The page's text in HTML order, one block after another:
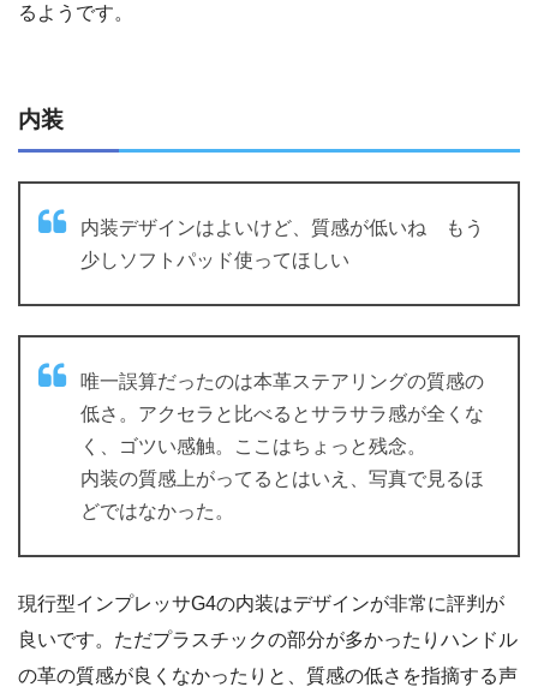
るようです。
内装
内装デザインはよいけど、質感が低いね もう
少しソフトパッド使ってほしい
唯一誤算だったのは本革ステアリングの質感の
低さ。アクセラと比べるとサラサラ感が全くな
く、ゴツい感触。ここはちょっと残念。
内装の質感上がってるとはいえ、写真で見るほ
どではなかった。
現行型インプレッサG4の内装はデザインが非常に評判が
良いです。ただプラスチックの部分が多かったりハンドル
の革の質感が良くなかったりと、質感の低さを指摘する声